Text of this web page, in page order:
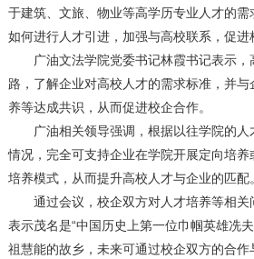
于建筑、文旅、物业等高学历专业人才的
如何进行人才引进，加强与高校联系，促进
广油文法学院党委书记林霞书记表示，
路，了解企业对高校人才的需求标准，并
养等达成共识，从而促进校企合作。
广油相关领导强调，根据以往学院的人
情况，完全可支持企业在学院开展定向培
培养模式，从而提升高校人才与企业的匹配。
通过会议，校企双方对人才培养等相关
表示茂名是“中国历史上第一位巾帼英雄冼
祖慧能的故乡，未来可通过校企双方的合